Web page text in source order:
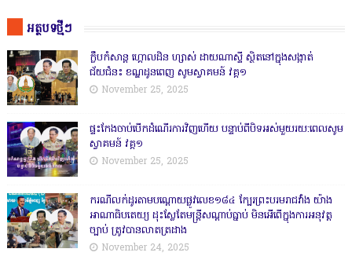
អត្ថបទថ្មីៗ
ក្លឹបកំសាន្ត ហ្គោលដិន ហ្សាស់ ដាយណាស្ទី ស្ថិតនៅក្នុងសង្កាត់
ជ័យជំនះ ខណ្ឌដូនពេញ សូមស្វាគមន៍ វគ្គ១
November 25, 2025
ផ្ទះកែងចាប់បើកដំណើរការវិញហើយ បន្ទាប់ពីបិទអស់មួយរយ:ពេលសូម
ស្វាគមន៍ វគ្គ១
November 25, 2025
ករណីលក់ដូរតាមបណ្តោយផ្លូវលេខ១៨៤ ក្បែរព្រះបរមរាជវាំង យ៉ាង
អាណាធិបតេយ្យ ដុះស្លែតែមន្ត្រីសណ្តាប់ធ្នាប់ មិនអើពើក្នុងការអនុវត្ត
ច្បាប់ ត្រូវបានលាតត្រដាង
November 24, 2025